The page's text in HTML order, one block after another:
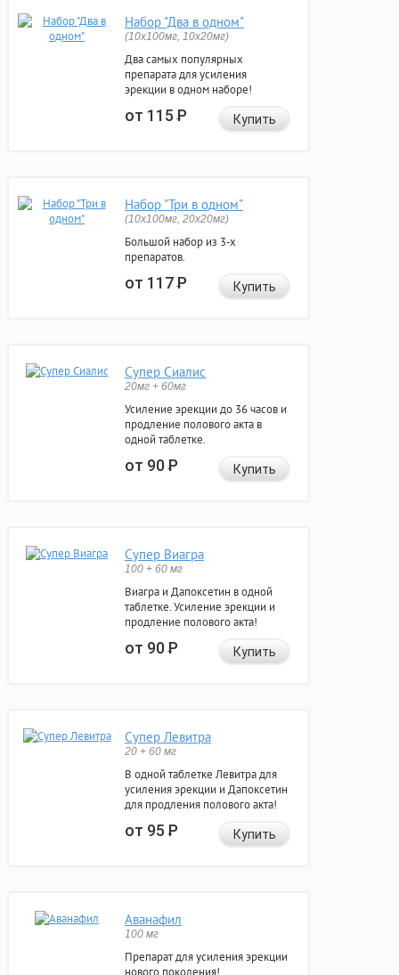
Набор "Два в одном"
(10x100мг, 10x20мг)
Два самых популярных
препарата для усиления
эрекции в одном наборе!
от 115Р Купить
Набор "Три в одном"
(10x100мг, 20x20мг)
Большой набор из 3-х
препаратов.
от 117Р Купить
Супер Сиалис
20мг + 60мг
Усиление эрекции до 36 часов и
продление полового акта в
одной таблетке.
от 90Р Купить
Супер Виагра
100 + 60 мг
Виагра и Дапоксетин в одной
таблетке. Усиление эрекции и
продление полового акта!
от 90Р Купить
Супер Левитра
20 + 60 мг
В одной таблетке Левитра для
усиления эрекции и Дапоксетин
для продления полового акта!
от 95Р Купить
Аванафил
100 мг
Препарат для усиления эрекции